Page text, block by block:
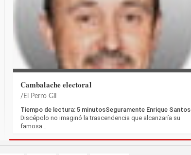
Cambalache electoral
El Perro Gil
Tiempo de lectura: 5 minutosSeguramente Enrique Santos
Discépolo no imaginó la trascendencia que alcanzaría su
famosa…